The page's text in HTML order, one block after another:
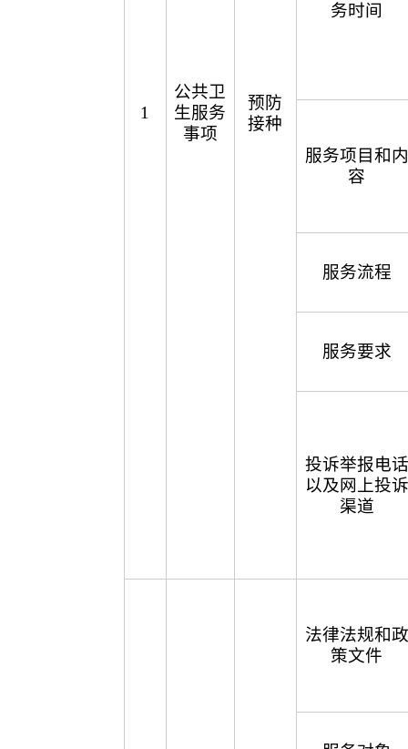
1
公共卫
生服务
事项
预防
接种
务时间
服务项目和内
容
服务流程
服务要求
投诉举报电话
以及网上投诉
渠道
法律法规和政
策文件